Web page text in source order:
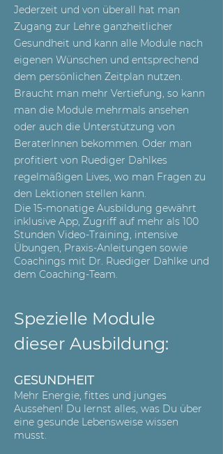
Jederzeit und von überall hat man
Zugang zur Lehre ganzheitlicher
Gesundheit und kann alle Module nach
eigenen Wünschen und entsprechend
dem persönlichen Zeitplan nutzen.
Braucht man mehr Vertiefung, so kann
man die Module mehrmals ansehen
oder auch die Unterstützung von
BeraterInnen bekommen. Oder man
profitiert von Ruediger Dahlkes
regelmäßigen Lives, wo man Fragen zu
den Lektionen stellen kann.
Die 15-monatige Ausbildung gewährt
inklusive App, Zugriff auf mehr als 100
Stunden Video-Training, intensive
Übungen, Praxis-Anleitungen sowie
Coachings mit Dr. Ruediger Dahlke und
dem Coaching-Team.
Spezielle Module
dieser Ausbildung:
GESUNDHEIT
Mehr Energie, fittes und junges
Aussehen! Du lernst alles, was Du über
eine gesunde Lebensweise wissen
musst.